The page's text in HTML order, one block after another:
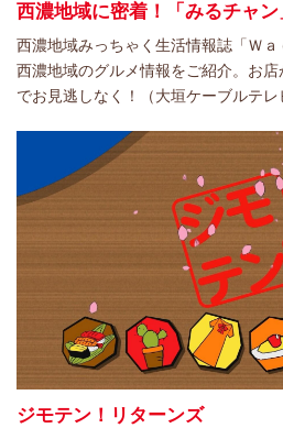
西濃地域に密着！「みるチャン
西濃地域みっちゃく生活情報誌「Ｗａ
西濃地域のグルメ情報をご紹介。お
でお見逃しなく！（大垣ケーブルテレ
ジモテン！リターンズ